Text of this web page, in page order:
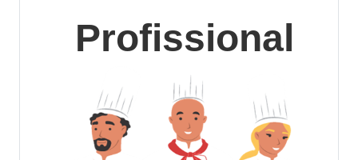
Profissional